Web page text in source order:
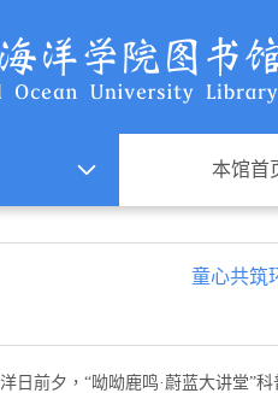
本馆首
童心共筑
日前夕， “呦呦鹿鸣·蔚蓝大讲堂”科